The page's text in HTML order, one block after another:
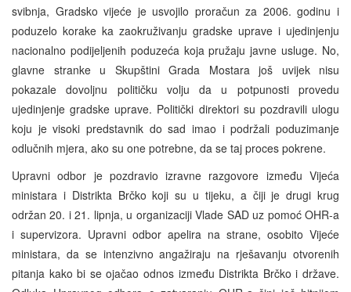
svibnja, Gradsko vijeće je usvojilo proračun za 2006. godinu i
poduzelo korake ka zaokruživanju gradske uprave i ujedinjenju
nacionalno podijeljenih poduzeća koja pružaju javne usluge. No,
glavne stranke u Skupštini Grada Mostara još uvijek nisu
pokazale dovoljnu političku volju da u potpunosti provedu
ujedinjenje gradske uprave. Politički direktori su pozdravili ulogu
koju je visoki predstavnik do sad imao i podržali poduzimanje
odlučnih mjera, ako su one potrebne, da se taj proces pokrene.
Upravni odbor je pozdravio izravne razgovore između Vijeća
ministara i Distrikta Brčko koji su u tijeku, a čiji je drugi krug
održan 20. i 21. lipnja, u organizaciji Vlade SAD uz pomoć OHR-a
i supervizora. Upravni odbor apelira na strane, osobito Vijeće
ministara, da se intenzivno angažiraju na rješavanju otvorenih
pitanja kako bi se ojačao odnos između Distrikta Brčko i države.